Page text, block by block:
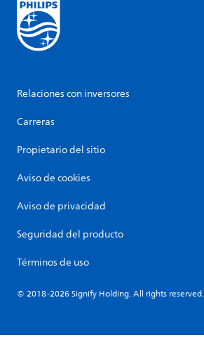
Relaciones con inversores
Carreras
Propietario del sitio
Aviso de cookies
Aviso de privacidad
Seguridad del producto
Términos de uso
© 2018-2026 Signify Holding. All rights reserved.